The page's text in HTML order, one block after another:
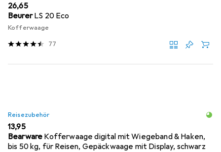
EUR
26,65
Beurer LS 20 Eco
Kofferwaage
77
Reisezubehör
EUR
13,95
Bearware Kofferwaage digital mit Wiegeband & Haken,
bis 50 kg, für Reisen, Gepäckwaage mit Display, schwarz